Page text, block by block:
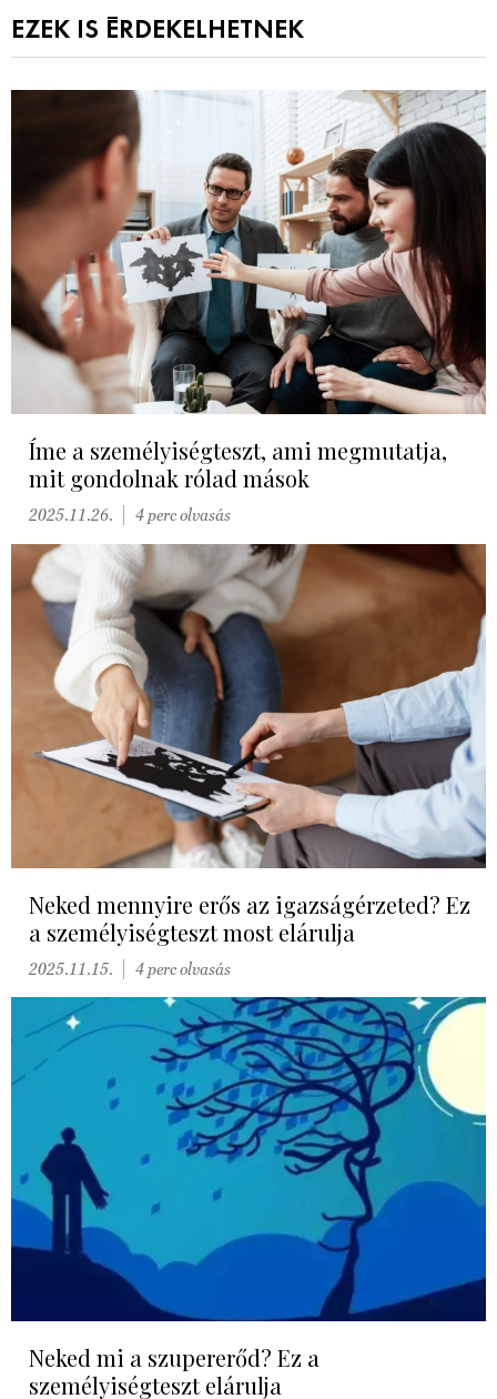
EZEK IS ÉRDEKELHETNEK
Íme a személyiségteszt, ami megmutatja,
mit gondolnak rólad mások
2025.11.26. 4 perc olvasás
Neked mennyire erős az igazságérzeted? Ez
a személyiségteszt most elárulja
2025.11.15. 4 perc olvasás
Neked mi a szupererőd? Ez a
személyiségteszt elárulja